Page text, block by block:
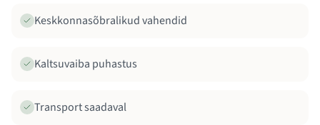
Keskkonnasõbralikud vahendid
Kaltsuvaiba puhastus
Transport saadaval